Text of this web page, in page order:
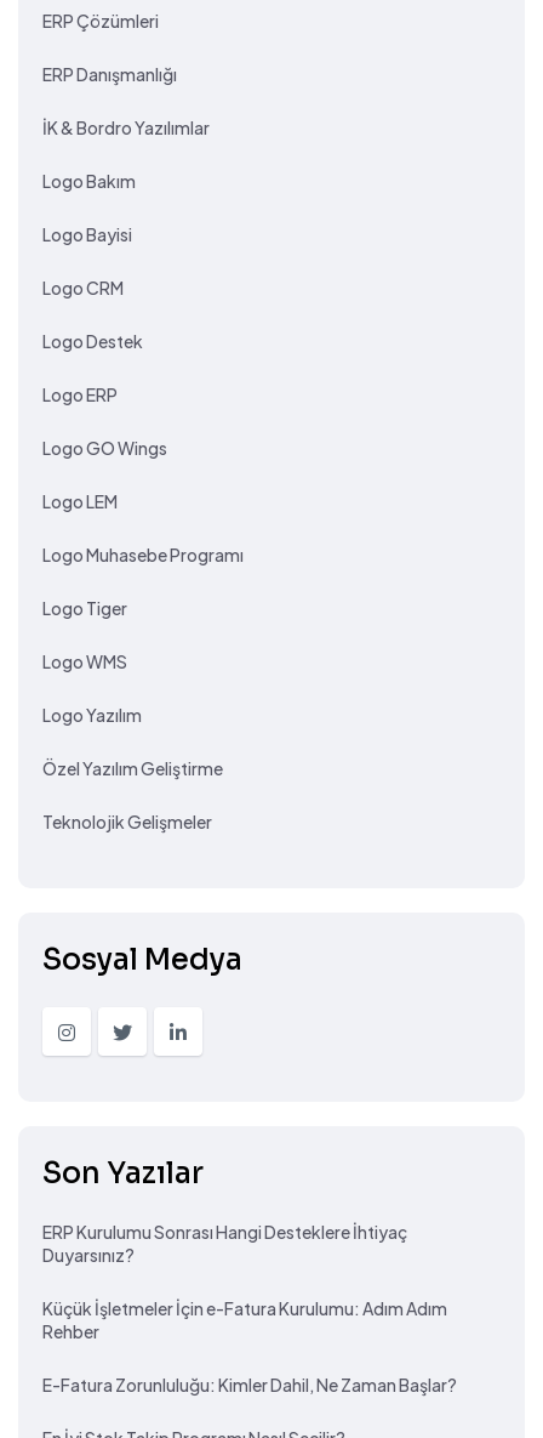
ERP Çözümleri
ERP Danışmanlığı
İK & Bordro Yazılımlar
Logo Bakım
Logo Bayisi
Logo CRM
Logo Destek
Logo ERP
Logo GO Wings
Logo LEM
Logo Muhasebe Programı
Logo Tiger
Logo WMS
Logo Yazılım
Özel Yazılım Geliştirme
Teknolojik Gelişmeler
Sosyal Medya
Son Yazılar
ERP Kurulumu Sonrası Hangi Desteklere İhtiyaç
Duyarsınız?
Küçük İşletmeler İçin e-Fatura Kurulumu: Adım Adım
Rehber
E-Fatura Zorunluluğu: Kimler Dahil, Ne Zaman Başlar?